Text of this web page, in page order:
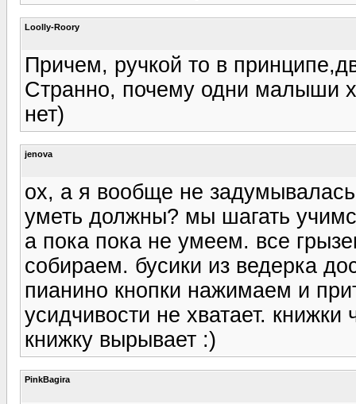
Loolly-Roory
Причем, ручкой то в
Странно, почему одни малыши
нет)
jenova
ох, а я вообще не
уметь должны? мы шагать
а пока пока не умеем. все
собираем. бусики из ведерка
пианино кнопки нажимаем и
усидчивости не хватает.
книжку вырывает :)
PinkBagira